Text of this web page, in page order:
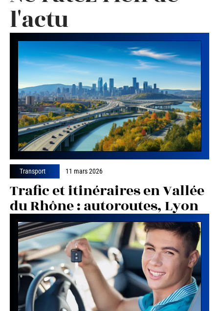
l'actu
Transport 11 mars 2026
Trafic et itinéraires en Vallée
du Rhône : autoroutes, Lyon